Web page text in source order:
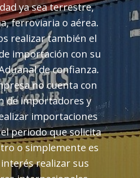
ya sea terrestre,
ferroviaria o aérea.
realizar también el
importación con su
de confianza.
no cuenta con
de importadores y
importaciones
periodo que solicita
o simplemente es
realizar sus